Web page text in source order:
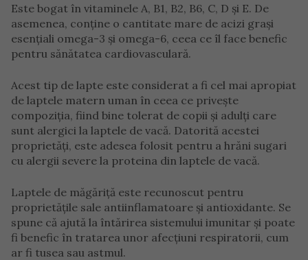
Este bogat în vitaminele A, B1, B2, B6, C, D și E. De
asemenea, conține o cantitate mare de acizi grași
esențiali omega-3 și omega-6, ceea ce îl face benefic
pentru sănătatea cardiovasculară.
Acest tip de lapte este considerat a fi cel mai apropiat
de laptele matern uman în ceea ce privește
compoziția, fiind bine tolerat de copii și adulți care
sunt alergici la laptele de vacă. Datorită acestei
proprietăți, este adesea folosit pentru a hrăni sugari
cu alergii severe la proteina din laptele de vacă.
Laptele de măgăriță este recunoscut pentru
proprietățile sale antiinflamatoare și antioxidante. Se
spune că ajută la întărirea sistemului imunitar și poate
fi benefic în tratarea unor afecțiuni respiratorii, cum
ar fi tusea sau astmul.